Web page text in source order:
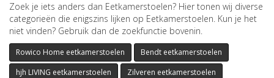
Zoek je iets anders dan Eetkamerstoelen? Hier tonen wij diverse
categorieën die enigszins lijken op Eetkamerstoelen. Kun je het
niet vinden? Gebruik dan de zoekfunctie bovenin.
Rowico Home eetkamerstoelen
Bendt eetkamerstoelen
hjh LIVING eetkamerstoelen
Zilveren eetkamerstoelen